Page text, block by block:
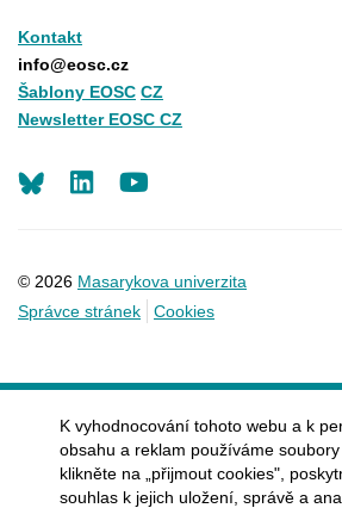
Kontakt
info@eosc.cz
Šablony EOSC CZ
Newsletter EOSC CZ
© 2026 Masarykova univerzita
Správce stránek
Cookies
LinkedIn
K vyhodnocování tohoto webu a k
obsahu a reklam používáme
klikněte na „přijmout cookies",
souhlas k jejich uložení, správě a